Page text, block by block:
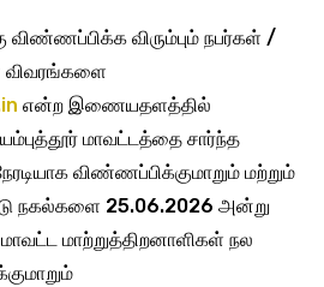
விண்ணப்பிக்க விரும்பும் நபர்கள் /
விவரங்களை
என்ற இணையதளத்தில்
மாவட்டத்தை சார்ந்த
விண்ணப்பிக்குமாறும் மற்றும்
நகல்களை 25.06.2026 அன்று
மாற்றுத்திறனாளிகள் நல